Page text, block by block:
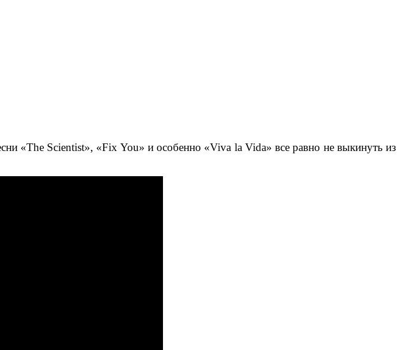
«The Scientist», «Fix You» и особенно «Viva la Vida» все равно не выкинуть из